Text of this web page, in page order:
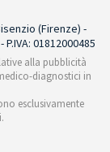
(Firenze) -
P.IVA: 01812000485
alla pubblicità
diagnostici in
esclusivamente